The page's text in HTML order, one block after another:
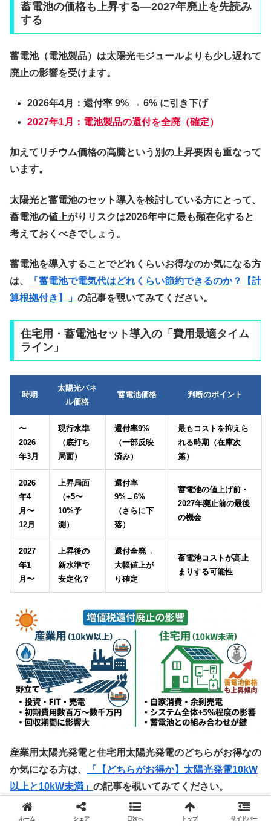
蓄電池の価格も上昇する—2027年廃止を先読み
する
蓄電池（電池製品）は太陽光モジュールよりも少し遅れて
廃止の影響を受けます。
2026年4月：還付率 9% → 6% に引き下げ
2027年1月：電池製品の還付を全廃（確定）
加えてリチウム価格の高騰という別の上昇要因も重なって
います。
太陽光と蓄電池のセット導入を検討している方にとって、
蓄電池の値上がりリスクは2026年中に最も顕在化すると
考えておくべきでしょう。
蓄電池を導入することでどれくらいお得なのか気になる方
は、
「蓄電池で電気代はどれくらい節約できるのか？【計
算根拠付き】」 の記事を覗いてみてください。
住宅用・蓄電池セット導入の「費用最適タイム
ライン」
時期
太陽光パネ
ル価格
蓄電池価格 判断のポイント
〜
2026
年3月
現行水準
（底打ち
局面）
還付率9%
（一部反映
済み）
最もコストを抑えら
れる時期（在庫次
第）
2026
年4
月〜
12月
上昇局面
（+5〜
10%予
測）
還付率
9%→6%
（さらに下
落）
蓄電池の値上げ前・
2027年廃止前の最後
の機会
2027
年1
月〜
上昇後の
新水準で
安定化？
還付全廃→
大幅値上が
り確定
蓄電池コストが高止
まりする可能性
産業用太陽光発電と住宅用太陽光発電のどちらがお得なの
か気になる方は、
「【どちらがお得か】太陽光発電10kW
以上と10kW未満」 の記事を覗いてみてください。
専門家の視点：2026年以降の太陽光市場は
ホーム シェア 目次へ トップ サイドバー